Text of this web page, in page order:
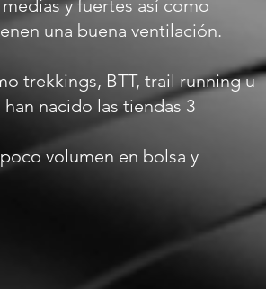
y fuertes así como
una buena ventilación.
trekkings, BTT, trail running u
nacido las tiendas 3
volumen en bolsa y